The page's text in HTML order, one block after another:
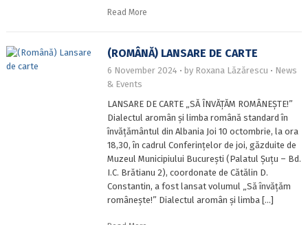
Read More
(ROMÂNĂ) LANSARE DE CARTE
6 November 2024 by Roxana Lăzărescu
News
& Events
LANSARE DE CARTE „SĂ ÎNVĂȚĂM ROMÂNEȘTE!”
Dialectul aromân și limba română standard în
învățământul din Albania Joi 10 octombrie, la ora
18,30, în cadrul Conferințelor de joi, găzduite de
Muzeul Municipiului București (Palatul Șuțu – Bd.
I.C. Brătianu 2), coordonate de Cătălin D.
Constantin, a fost lansat volumul „Să învățăm
românește!” Dialectul aromân și limba […]